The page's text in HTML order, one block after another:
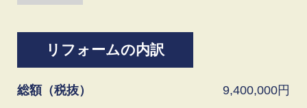
リフォームの内訳
総額（税抜） 9,400,000